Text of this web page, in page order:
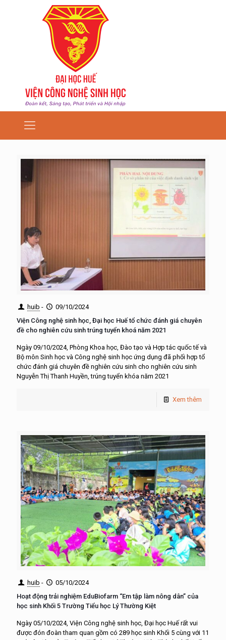
huib -
09/10/2024
Viện Công nghệ sinh học, Đại học Huế tổ chức đánh giá chuyên
đề cho nghiên cứu sinh trúng tuyển khoá năm 2021
Ngày 09/10/2024, Phòng Khoa học, Đào tạo và Hợp tác quốc tế và
Bộ môn Sinh học và Công nghệ sinh học ứng dụng đã phối hợp tổ
chức đánh giá chuyên đề nghiên cứu sinh cho nghiên cứu sinh
Nguyễn Thị Thanh Huyền, trúng tuyển khóa năm 2021
Xem thêm
huib -
05/10/2024
Hoạt động trải nghiệm EduBiofarm “Em tập làm nông dân” của
học sinh Khối 5 Trường Tiểu học Lý Thường Kiệt
Ngày 05/10/2024, Viện Công nghệ sinh học, Đại học Huế rất vui
được đón đoàn tham quan gồm có 289 học sinh Khối 5 cùng với 11